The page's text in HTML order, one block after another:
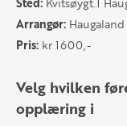
Arrangør:
Pris: kr 1600,-
Velg hvilken
opplæring i